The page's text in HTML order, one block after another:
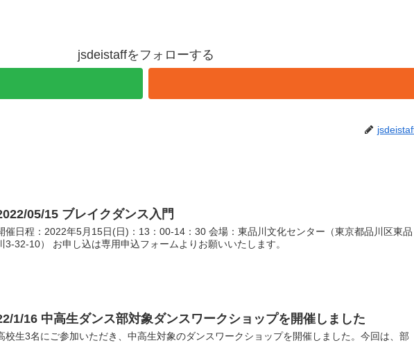
jsdeistaffをフォローする
05/15 ブレイクダンス入門
催日程：2022年5月15日(日)：13：00-14：30 会場：東品川文化センター（東京都品川区東品
3-32-10） お申し込は専用申込フォームよりお願いいたします。
1/16 中高生ダンス部対象ダンスワークショップを開催しました
校生3名にご参加いただき、中高生対象のダンスワークショップを開催しました。今回は、部